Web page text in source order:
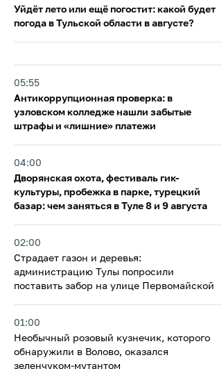
Уйдёт лето или ещё погостит: какой будет
погода в Тульской области в августе?
05:55
Антикоррупционная проверка: в
узловском колледже нашли забытые
штрафы и «лишние» платежи
04:00
Дворянская охота, фестиваль гик-
культуры, пробежка в парке, турецкий
базар: чем заняться в Туле 8 и 9 августа
02:00
Страдает газон и деревья:
администрацию Тулы попросили
поставить забор на улице Первомайской
01:00
Необычный розовый кузнечик, которого
обнаружили в Волово, оказался
зеленчуком-мутантом